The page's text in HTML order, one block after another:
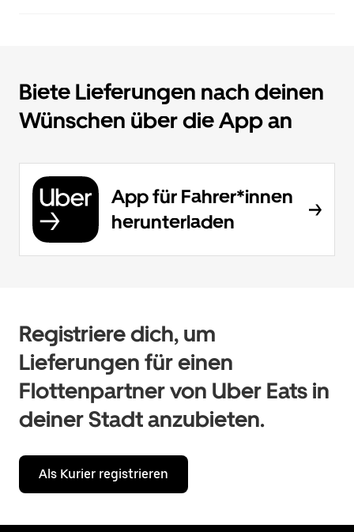
Biete Lieferungen nach deinen
Wünschen über die App an
App für Fahrer*innen
herunterladen
Registriere dich, um
Lieferungen für einen
Flottenpartner von Uber Eats in
deiner Stadt anzubieten.
Als Kurier registrieren